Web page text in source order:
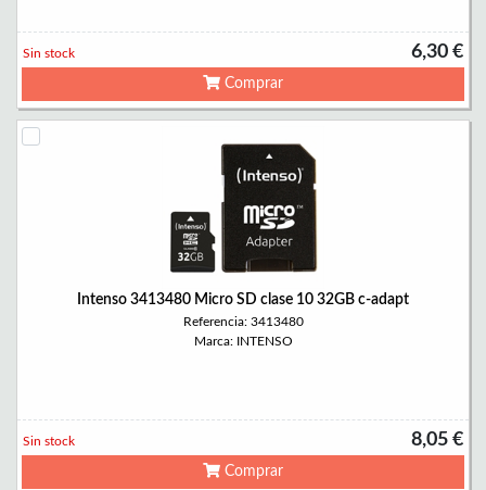
6,30 €
Sin stock
Comprar
Intenso 3413480 Micro SD clase 10 32GB c-adapt
Referencia: 3413480
Marca: INTENSO
8,05 €
Sin stock
Comprar